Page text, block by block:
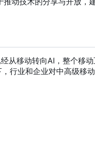
从移动转向AI ， 整个移
， 行业和企业对中高级移